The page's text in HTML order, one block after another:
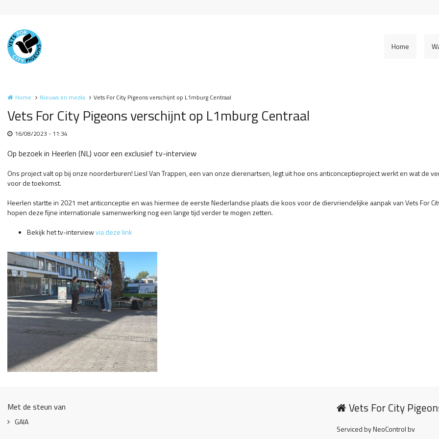
Home
Home Nieuws en media Vets For City Pigeons verschijnt op L1mburg Centraal
Vets For City Pigeons verschijnt op L1mburg Centraal
16/08/2023 - 11:34
Op bezoek in Heerlen (NL) voor een exclusief tv-interview
Ons project valt op bij onze noorderburen! Liesl Van Trappen, een van onze dierenartsen, legt uit hoe ons anticonceptieproject werkt en wat de
voor de toekomst.
Heerlen startte in 2021 met anticonceptie en was hiermee de eerste Nederlandse plaats die koos voor de diervriendelijke aanpak van Vets For
hopen deze fijne internationale samenwerking nog een lange tijd verder te mogen zetten.
Bekijk het tv-interviewvia deze link
Met de steun van
GAIA
Vets For City
Serviced by NeoControl bv